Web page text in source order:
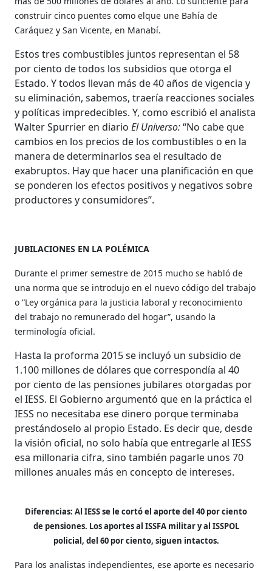
construir cinco puentes como elque une Bahía de
Caráquez y San Vicente, en Manabí.
Estos tres combustibles juntos representan el 58
por ciento de todos los subsidios que otorga el
Estado. Y todos llevan más de 40 años de vigencia y
su eliminación, sabemos, traería reacciones sociales
y políticas impredecibles. Y, como escribió el analista
Walter Spurrier en diarioEl Universo:“No cabe que
cambios en los precios de los combustibles o en la
manera de determinarlos sea el resultado de
exabruptos. Hay que hacer una planificación en que
se ponderen los efectos positivos y negativos sobre
productores y consumidores”.
JUBILACIONES EN LA POLÉMICA
Durante el primer semestre de 2015 mucho se habló de
una norma que se introdujo en el nuevo código del trabajo
o “Ley orgánica para la justicia laboral y reconocimiento
del trabajo no remunerado del hogar”, usando la
terminología oficial.
Hasta la proforma 2015 se incluyó un subsidio de
1.100 millones de dólares que correspondía al 40
por ciento de las pensiones jubilares otorgadas por
el IESS. El Gobierno argumentó que en la práctica el
IESS no necesitaba ese dinero porque terminaba
prestándoselo al propio Estado. Es decir que, desde
la visión oficial, no solo había que entregarle al IESS
esa millonaria cifra, sino también pagarle unos 70
millones anuales más en concepto de intereses.
Diferencias: Al IESS se le cortóel aporte del 40 por ciento
de pensiones. Los aportes al ISSFA militar y al ISSPOL
policial, del 60 por ciento, siguen intactos.
Para los analistas independientes, ese aporte es necesario